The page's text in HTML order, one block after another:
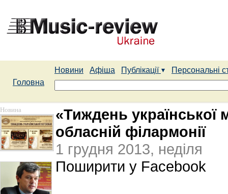
Новини Афіша Публікації
Персональні
Головна
Новина
«Тиждень української
обласній філармонії
1 грудня 2013, неділя
Поширити у Facebook